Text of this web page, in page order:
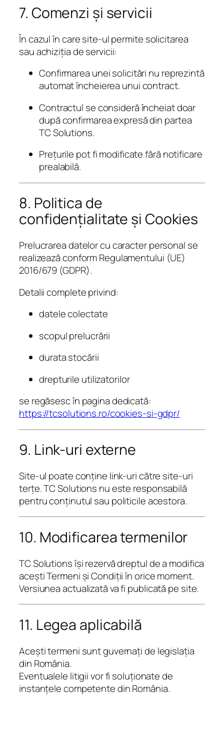
7. Comenzi și servicii
În cazul în care site-ul permite solicitarea
sau achiziția de servicii:
Confirmarea unei solicitări nu reprezintă
automat încheierea unui contract.
Contractul se consideră încheiat doar
după confirmarea expresă din partea
TC Solutions.
Prețurile pot fi modificate fără notificare
prealabilă.
8. Politica de
confidențialitate și Cookies
Prelucrarea datelor cu caracter personal se
realizează conform Regulamentului (UE)
2016/679 (GDPR).
Detalii complete privind:
datele colectate
scopul prelucrării
durata stocării
drepturile utilizatorilor
se regăsesc în pagina dedicată:
https://tcsolutions.ro/cookies-si-gdpr/
9. Link-uri externe
Site-ul poate conține link-uri către site-uri
terțe. TC Solutions nu este responsabilă
pentru conținutul sau politicile acestora.
10. Modificarea termenilor
TC Solutions își rezervă dreptul de a modifica
acești Termeni și Condiții în orice moment.
Versiunea actualizată va fi publicată pe site.
11. Legea aplicabilă
Acești termeni sunt guvernați de legislația
din România.
Eventualele litigii vor fi soluționate de
instanțele competente din România.